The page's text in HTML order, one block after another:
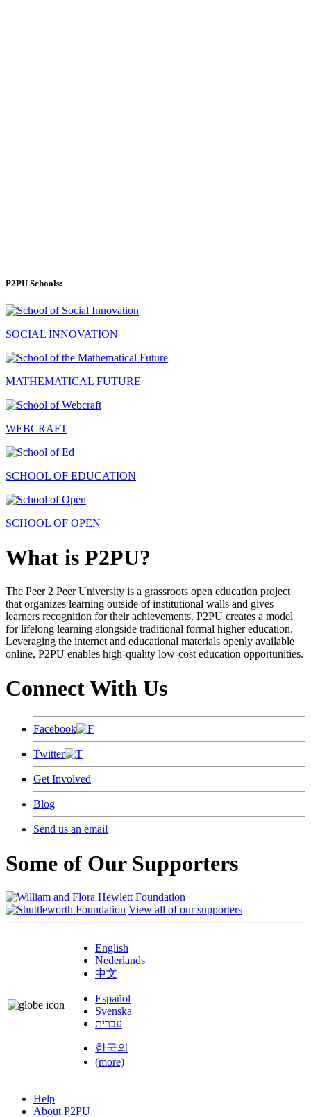
P2PU Schools:
SOCIAL INNOVATION
MATHEMATICAL FUTURE
WEBCRAFT
SCHOOL OF EDUCATION
SCHOOL OF OPEN
What is P2PU?
The Peer 2 Peer University is a grassroots open education project
that organizes learning outside of institutional walls and gives
learners recognition for their achievements. P2PU creates a model
for lifelong learning alongside traditional formal higher education.
Leveraging the internet and educational materials openly available
online, P2PU enables high-quality low-cost education opportunities.
Connect With Us
Facebook
Twitter
Get Involved
Blog
Send us an email
Some of Our Supporters
View all of our supporters
English
Nederlands
中文
Español
Svenska
עברית
한국의
(more)
Help
About P2PU